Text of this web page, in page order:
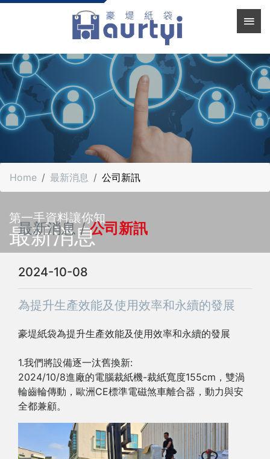
第一手資料讓你知
最新消息
Home 最新消息 公司新訊
最新消息 /公司新訊
2024-10-08
為提升生產效能及使用效率和永續的發展
豪堤紙袋為提升生產效能及使用效率和永續的發展
1.我們將設備逐一汰舊換新:
2024/10/8進廠的電腦裁紙機-裁紙寬度155cm，雙渦
輪齒輪傳動，歐洲CE標準電磁煞車離合器，動力與安
全都兼顧。